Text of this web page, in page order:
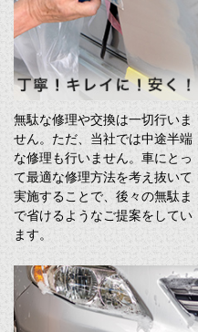
無駄な修理や交換は一切行いま
せん。ただ、当社では中途半端
な修理も行いません。車にとっ
て最適な修理方法を考え抜いて
実施することで、後々の無駄ま
で省けるようなご提案をしてい
ます。